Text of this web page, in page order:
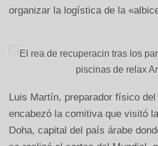
organizar la logística de la
Luis Martín, preparador físico del
encabezó la comitiva que visitó
Doha, capital del país árabe